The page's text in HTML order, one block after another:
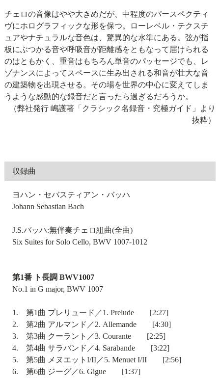
チェロの音像はやや大きめだが、中程度のパースペクティ
ヴにホログラフィックな形を保つ。ローレベル・テクスチ
ュアやナチュラルな音色は、驚異的な水準にある。弦が指
板にぶつかる音や呼吸音が距離感をともなって届けられる
のはともかく、重音はもちろん単音のパッセージでも、レ
ゾナンスによってスペースに生み出される和音が壮大な音
の建築物を出現させる。その場を世界の中心に変えてしま
うような感動的な録音だと言ったら過ぎるだろうか。
（弊社発行 嶋護著「クラシック名録音・究極ガイド」より
抜粋）
収録曲
ヨハン・セバスティアン・バッハ
Johann Sebastian Bach
J.S.バッハ:無伴奏チェロ組曲(全曲)
Six Suites for Solo Cello, BWV 1007-1012
第1番 ト長調 BWV1007
No.1 in G major, BWV 1007
1. 第1曲 プレリュード／1. Prelude [2:27]
2. 第2曲 アルマンド／2. Allemande [4:30]
3. 第3曲 クーラント／3. Courante [2:25]
4. 第4曲 サラバンド／4. Sarabande [3:22]
5. 第5曲 メヌエットI/II／5. Menuet I/II [2:56]
6. 第6曲 ジーグ／6. Gigue [1:37]